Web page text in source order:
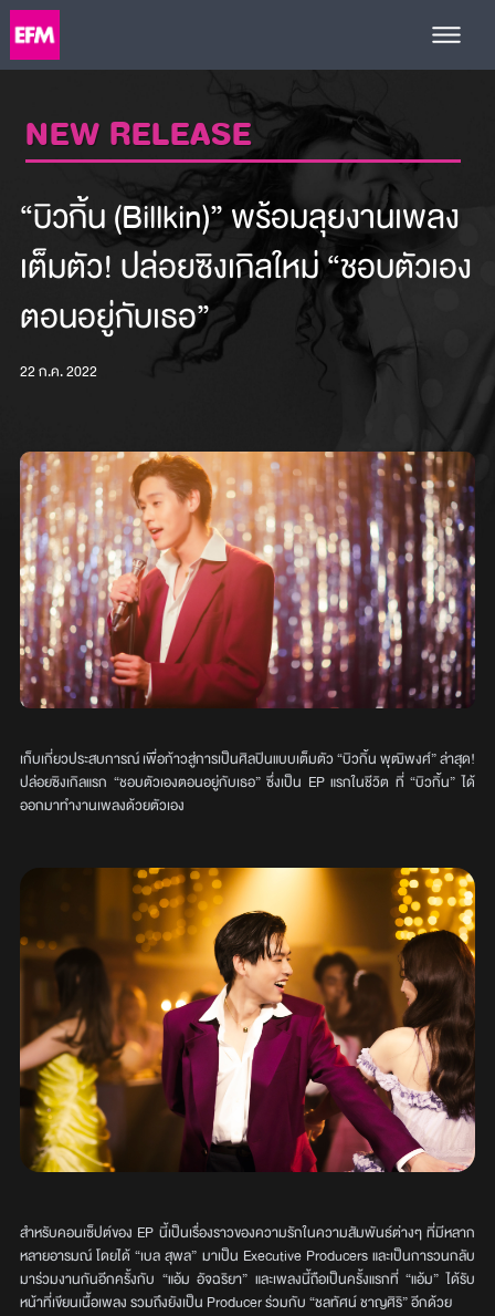
NEW RELEASE
“บิวกิ้น (Billkin)” พร้อมลุยงานเพลง
เต็มตัว! ปล่อยซิงเกิลใหม่ “ชอบตัวเอง
ตอนอยู่กับเธอ”
22 ก.ค. 2022
เก็บเกี่ยวประสบการณ์ เพื่อก้าวสู่การเป็นศิลปินแบบเต็มตัว “บิวกิ้น พุฒิพงศ์” ล่าสุด!
ปล่อยซิงเกิลแรก “ชอบตัวเองตอนอยู่กับเธอ” ซึ่งเป็น EP แรกในชีวิต ที่ “บิวกิ้น” ได้
ออกมาทำงานเพลงด้วยตัวเอง
สำหรับคอนเซ็ปต์ของ EP นี้เป็นเรื่องราวของความรักในความสัมพันธ์ต่างๆ ที่มีหลาก
หลายอารมณ์ โดยได้ “เบล สุพล” มาเป็น Executive Producers และเป็นการวนกลับ
มาร่วมงานกันอีกครั้งกับ “แอ้ม อัจฉริยา” และเพลงนี้ถือเป็นครั้งแรกที่ “แอ้ม” ได้รับ
หน้าที่เขียนเนื้อเพลง รวมถึงยังเป็น Producer ร่วมกับ “ชลทัศน์ ชาญศิริ” อีกด้วย